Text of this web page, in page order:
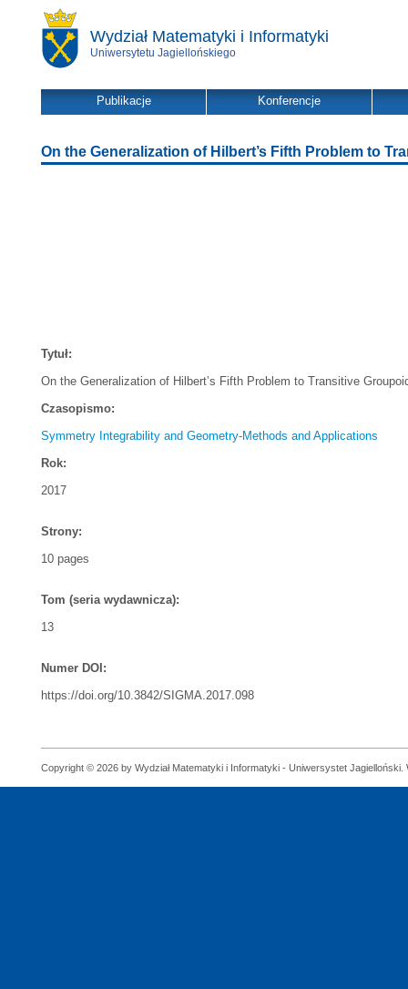
Wydział Matematyki i Informatyki
Uniwersytetu Jagiellońskiego
Publikacje Konferencje
On the Generalization of Hilbert’s Fifth Problem to
Tytuł:
On the Generalization of Hilbert’s Fifth Problem to Transitive
Czasopismo:
Symmetry Integrability and Geometry-Methods and Applications
Rok:
2017
Strony:
10 pages
Tom (seria wydawnicza):
13
Numer DOI:
https://doi.org/10.3842/SIGMA.2017.098
Copyright © 2026 by Wydział Matematyki i Informatyki - Uniwersystet